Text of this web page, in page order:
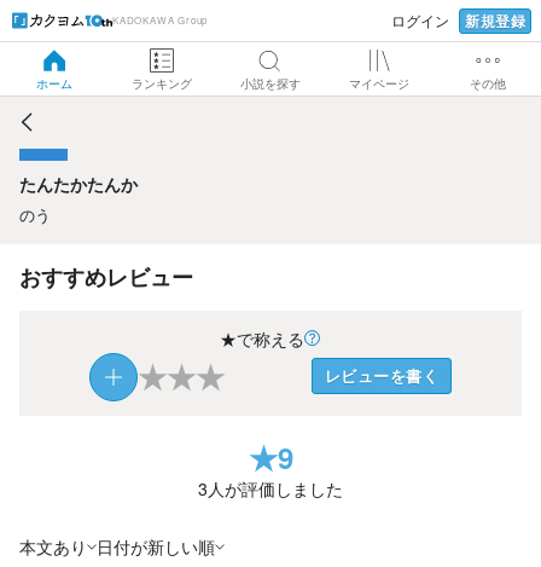
KADOKAWA Group ログイン 新規登録
ホーム ランキング 小説を探す マイページ その他
たんたかたんか
たんたかたんか
のう
おすすめレビュー
★で称える
★★★ レビューを書く
★9
3人が評価しました
本文あり 日付が新しい順